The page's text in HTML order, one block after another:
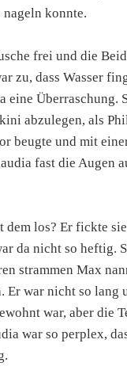
konnte.
frei und die
zu, dass Wasser
eine Überraschung.
abzulegen, als
beugte und mit
fast die Augen
dem los? Er fickte
da nicht so heftig.
strammen Max
Er war nicht so lang
war, aber die
war so perplex,